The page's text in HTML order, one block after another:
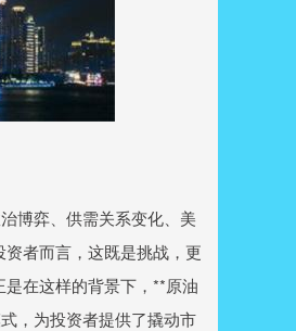
博弈、供需关系变化、美
者而言，这既是挑战，更
在这样的背景下，**原油
，为投资者提供了撬动市